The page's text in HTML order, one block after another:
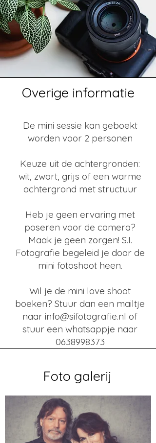
Overige informatie
De mini sessie kan geboekt
worden voor 2 personen
Keuze uit de achtergronden:
wit, zwart, grijs of een warme
achtergrond met structuur
Heb je geen ervaring met
poseren voor de camera?
Maak je geen zorgen! S.I.
Fotografie begeleid je door de
mini fotoshoot heen.
Wil je de mini love shoot
boeken? Stuur dan een mailtje
naar info@sifotografie.nl of
stuur een whatsappje naar
0638998373
Foto galerij